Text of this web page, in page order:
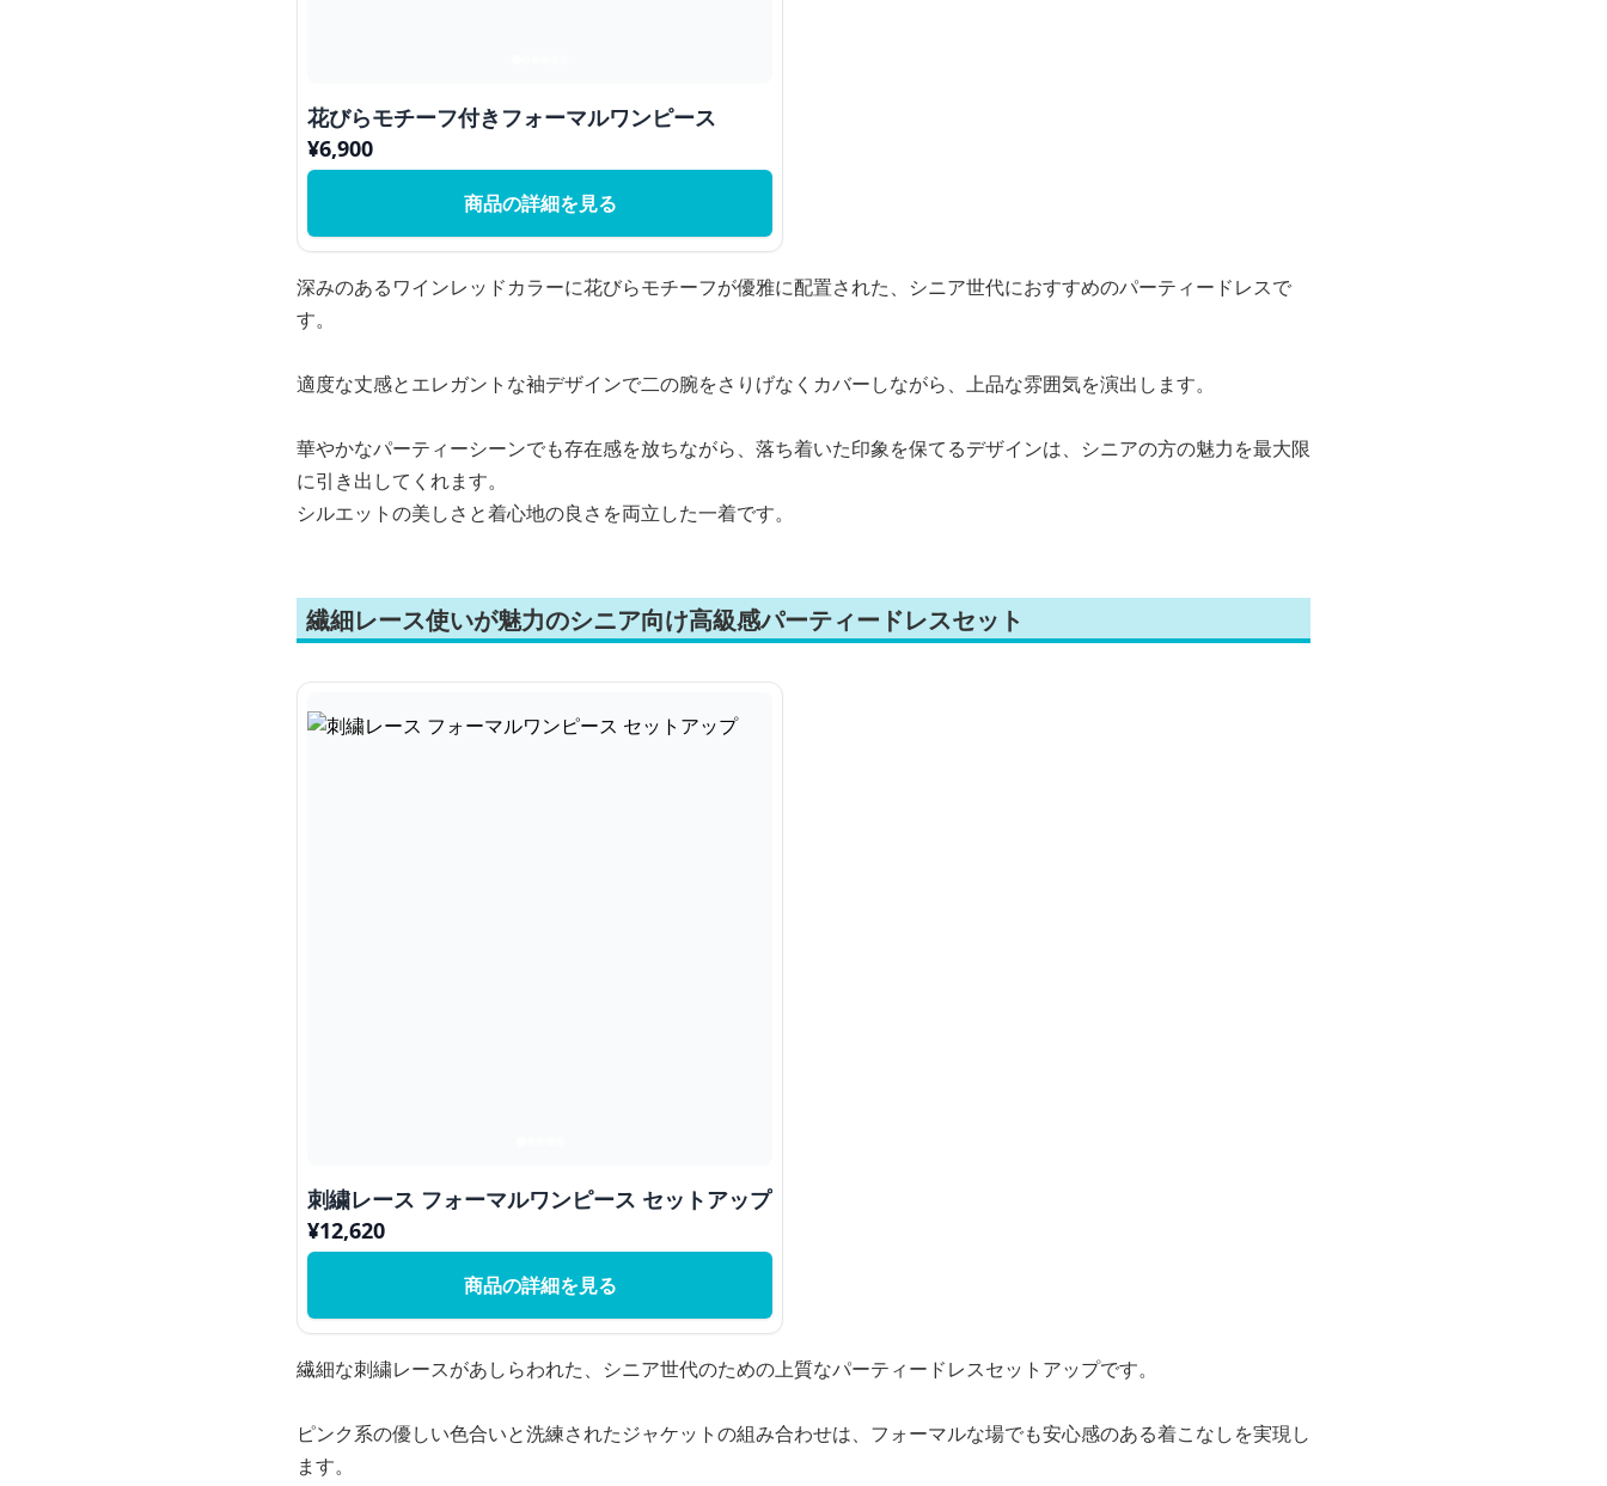
花びらモチーフ付きフォーマルワンピース
¥6,900
商品の詳細を見る
深みのあるワインレッドカラーに花びらモチーフが優雅に配置された、シニア世代におすすめのパーティードレスで
す。
適度な丈感とエレガントな袖デザインで二の腕をさりげなくカバーしながら、上品な雰囲気を演出します。
華やかなパーティーシーンでも存在感を放ちながら、落ち着いた印象を保てるデザインは、シニアの方の魅力を最大限
に引き出してくれます。
シルエットの美しさと着心地の良さを両立した一着です。
繊細レース使いが魅力のシニア向け高級感パーティードレスセット
刺繍レース フォーマルワンピース セットアップ
¥12,620
商品の詳細を見る
繊細な刺繍レースがあしらわれた、シニア世代のための上質なパーティードレスセットアップです。
ピンク系の優しい色合いと洗練されたジャケットの組み合わせは、フォーマルな場でも安心感のある着こなしを実現し
ます。